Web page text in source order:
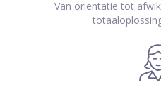
Van oriëntatie tot